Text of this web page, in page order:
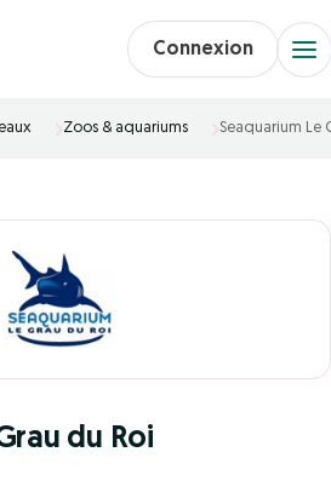
Connexion
Zoos & aquariums Seaquarium Le
du Roi